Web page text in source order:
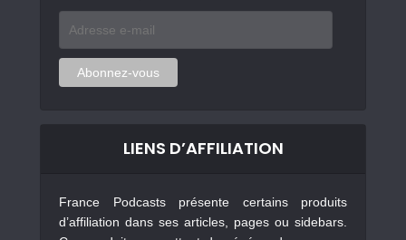
mail
Abonnez-vous
LIENS D’AFFILIATION
France Podcasts présente certains produits
d’affiliation dans ses articles, pages ou sidebars.